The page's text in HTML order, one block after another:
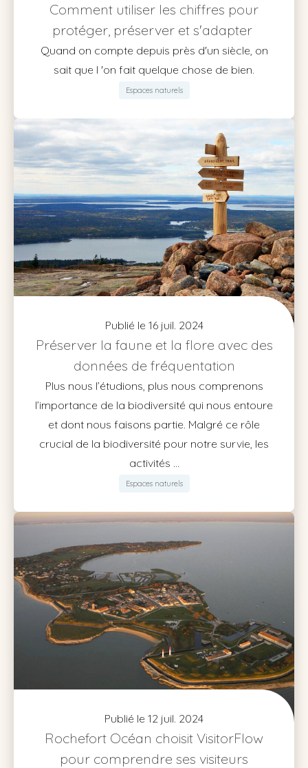
Comment utiliser les chiffres pour
protéger, préserver et s'adapter
Quand on compte depuis près d'un siècle, on
sait que l 'on fait quelque chose de bien.
Espaces naturels
Publié le 16 juil. 2024
Préserver la faune et la flore avec des
données de fréquentation
Plus nous l’étudions, plus nous comprenons
l’importance de la biodiversité qui nous entoure
et dont nous faisons partie. Malgré ce rôle
crucial de la biodiversité pour notre survie, les
activités ...
Espaces naturels
Publié le 12 juil. 2024
Rochefort Océan choisit VisitorFlow
pour comprendre ses visiteurs